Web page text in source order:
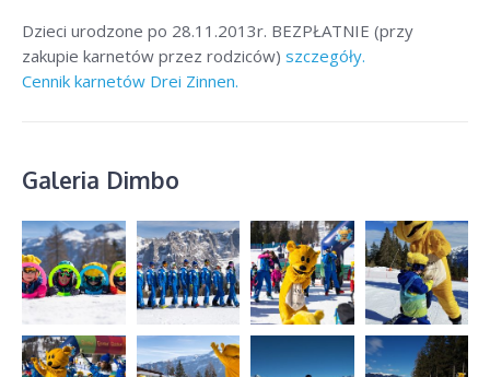
Dzieci urodzone po 28.11.2013r. BEZPŁATNIE (przy
zakupie karnetów przez rodziców) szczegóły.
Cennik karnetów Drei Zinnen.
Galeria Dimbo